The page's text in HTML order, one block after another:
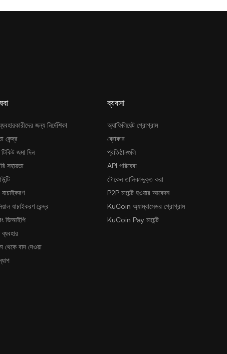
জন্য নির্দেশিকা
কেন্দ্র
জমা দিন
সহায়তা
যাচাইকরণ
যাচাইকরণ কেন্দ্র
ভিআইপি
ব্যবহার
থেকে বাদ দেওয়া
ব্যবসা
অ্যাফিলিয়েট প্রোগ্রাম
ব্রোকার
প্রতিষ্ঠানগুলি
API পরিষেবা
টোকেন তালিকাভুক্ত করা
P2P মার্চেন্ট হওয়ার আবেদন
KuCoin অ্যাম্বাসেডর প্রোগ্রাম
KuCoin Pay মার্চেন্ট